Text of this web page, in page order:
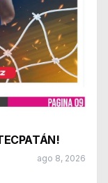
ago 8, 2026